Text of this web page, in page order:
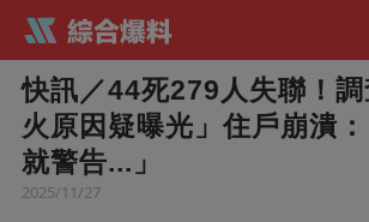
快訊／44死279人失聯！
火原因疑曝光」住戶崩潰
就警告...」
2025/11/27